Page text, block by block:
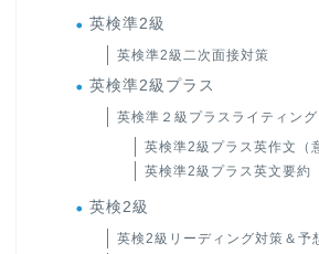
英検準2級
英検準2級二次面接対策
英検準2級プラス
英検準２級プラスライティング
英検準2級プラス英作文（
英検準2級プラス英文要約
英検2級
英検2級リーディング対策＆予